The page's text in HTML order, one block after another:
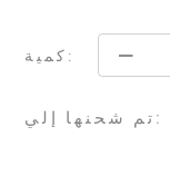
كمية:
تم شحنها إلي: